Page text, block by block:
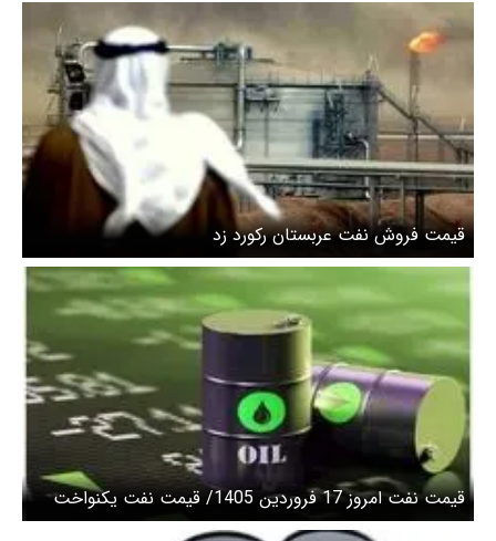
قیمت فروش نفت عربستان رکورد زد
قیمت نفت امروز 17 فروردین 1405/ قیمت نفت یکنواخت
ماند